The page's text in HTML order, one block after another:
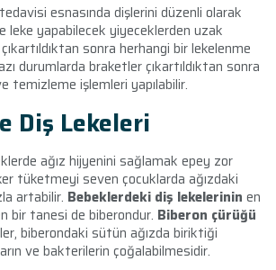
esnasında dişlerini düzenli olarak
leke yapabilecek yiyeceklerden uzak
sonra herhangi bir lekelenme
durumlarda braketler çıkartıldıktan sonra
temizleme işlemleri yapılabilir.
Diş Lekeleri
ağız hijyenini sağlamak epey zor
tüketmeyi seven çocuklarda ağızdaki
artabilir. Bebeklerdeki diş lekelerinin en
bir tanesi de biberondur. Biberon çürüğü
biberondaki sütün ağızda biriktiği
ve bakterilerin çoğalabilmesidir.